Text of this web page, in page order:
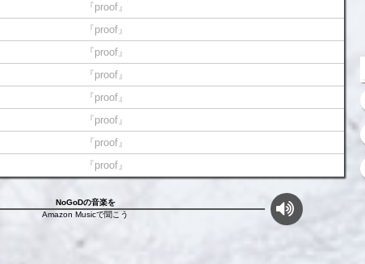
『proof』
『proof』
『proof』
『proof』
『proof』
『proof』
『proof』
『proof』
NoGoDの音楽を
Amazon Musicで聞こう